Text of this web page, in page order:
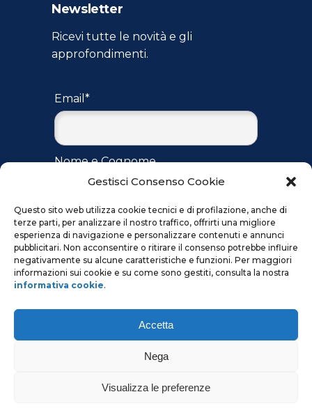
Gestisci Consenso Cookie
Questo sito web utilizza cookie tecnici e di profilazione, anche di
terze parti, per analizzare il nostro traffico, offrirti una migliore
esperienza di navigazione e personalizzare contenuti e annunci
pubblicitari. Non acconsentire o ritirare il consenso potrebbe influire
negativamente su alcune caratteristiche e funzioni. Per maggiori
informazioni sui cookie e su come sono gestiti, consulta la nostra
informativa cookie.
Accetta
Nega
Visualizza le preferenze
Newsletter
Ricevi tutte le novità e gli
approfondimenti.
Email*
Nome e Cognome
Accettol'informativaper il
trattamento dei dati ai sensi del
regolamento UE 2016/679